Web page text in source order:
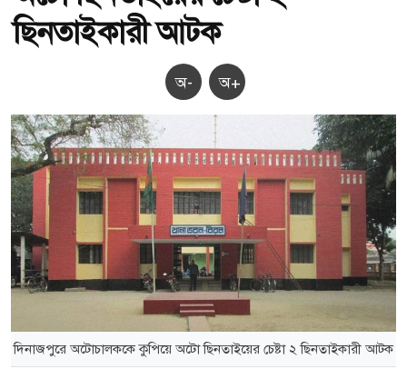
ছিনতাইকারী আটক
অ- অ+
দিনাজপুরে অটোচালককে কুপিয়ে অটো ছিনতাইয়ের চেষ্টা ২ ছিনতাইকারী আটক